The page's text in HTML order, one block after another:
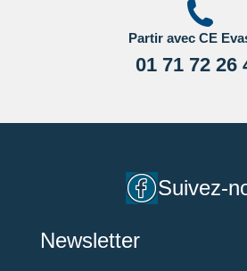
Partir avec CE
01 71 72 26
Suivez-
Newsletter